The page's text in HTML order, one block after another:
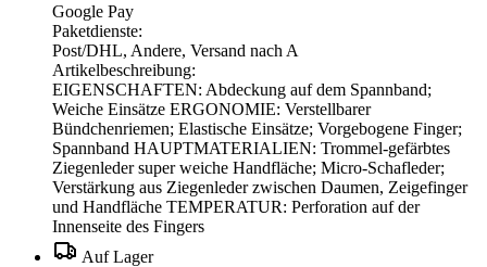
Google Pay
Paketdienste:
Post/DHL, Andere, Versand nach A
Artikelbeschreibung:
EIGENSCHAFTEN: Abdeckung auf dem Spannband;
Weiche Einsätze ERGONOMIE: Verstellbarer
Bündchenriemen; Elastische Einsätze; Vorgebogene Finger;
Spannband HAUPTMATERIALIEN: Trommel-gefärbtes
Ziegenleder super weiche Handfläche; Micro-Schafleder;
Verstärkung aus Ziegenleder zwischen Daumen, Zeigefinger
und Handfläche TEMPERATUR: Perforation auf der
Innenseite des Fingers
Auf Lager